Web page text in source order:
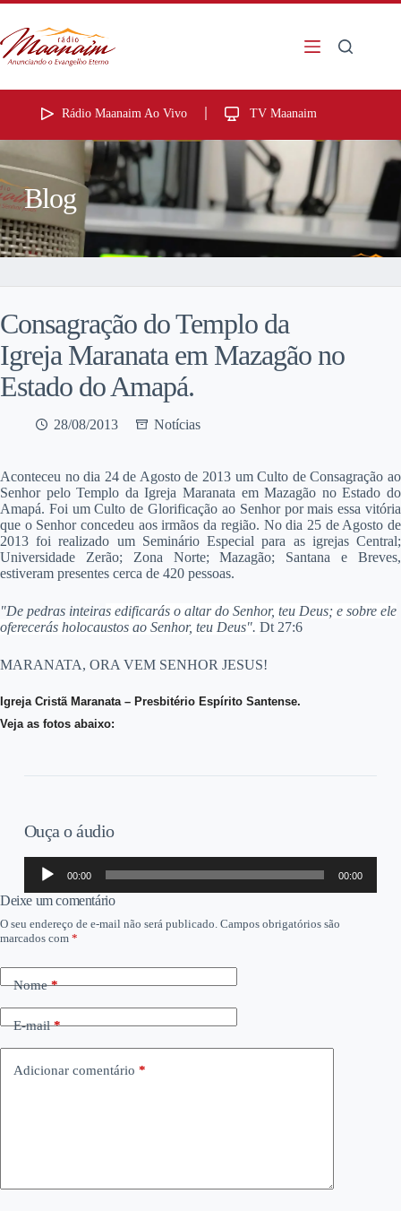
Rádio Maanaim Ao Vivo TV Maanaim
Blog
Consagração do Templo da
Igreja Maranata em Mazagão no
Estado do Amapá.
28/08/2013 Notícias
Aconteceu no dia 24 de Agosto de 2013 um Culto de Consagração ao
Senhor pelo Templo da Igreja Maranata em Mazagão no Estado do
Amapá. Foi um Culto de Glorificação ao Senhor por mais essa vitória
que o Senhor concedeu aos irmãos da região. No dia 25 de Agosto de
2013 foi realizado um Seminário Especial para as igrejas Central;
Universidade Zerão; Zona Norte; Mazagão; Santana e Breves,
estiveram presentes cerca de 420 pessoas.
"De pedras inteiras edificarás o altar do Senhor, teu Deus; e sobre ele
oferecerás holocaustos ao Senhor, teu Deus". Dt 27:6
MARANATA, ORA VEM SENHOR JESUS!
Igreja Cristã Maranata – Presbitério Espírito Santense.
Veja as fotos abaixo:
Ouça o áudio
Tocador
áudio
00:00 00:00
Deixe um comentário
O seu endereço de e-mail não será publicado. Campos obrigatórios são
marcados com *
Nome*
E-mail*
Adicionar comentário *